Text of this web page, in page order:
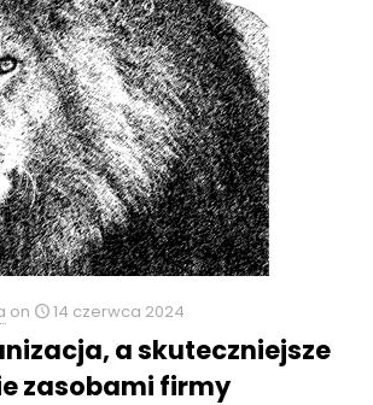
on 14 czerwca 2024
a skuteczniejsze
zasobami firmy